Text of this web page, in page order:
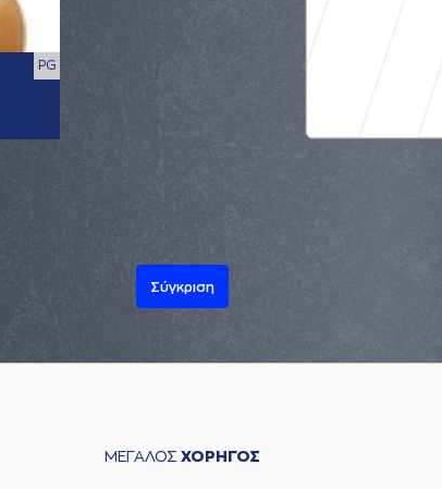
PG
Σύγκριση
ΜΕΓΑΛΟΣ ΧΟΡΗΓΟΣ